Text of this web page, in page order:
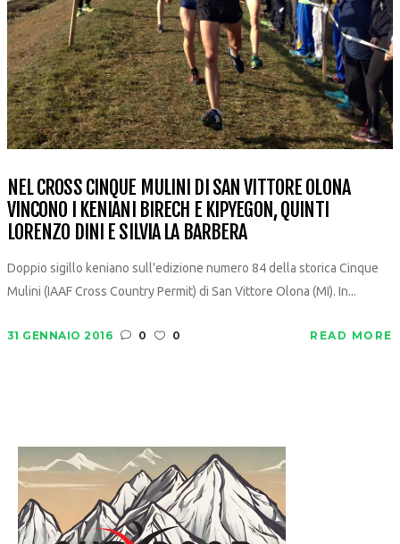
NEL CROSS CINQUE MULINI DI SAN VITTORE OLONA
VINCONO I KENIANI BIRECH E KIPYEGON, QUINTI
LORENZO DINI E SILVIA LA BARBERA
Doppio sigillo keniano sull'edizione numero 84 della storica Cinque
Mulini (IAAF Cross Country Permit) di San Vittore Olona (MI). In...
31 GENNAIO 2016 0 0 READ MORE